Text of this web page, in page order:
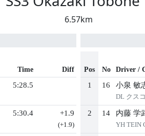
6.57km
Time Diff
5:28.5
5:30.4 +1.9
(+1.9)
Pos No Driver /
1 16 小泉 敏
DL クス
2 14 内藤 学
YH TEIN